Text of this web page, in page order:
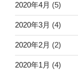
2020年4月 (5)
2020年3月 (4)
2020年2月 (2)
2020年1月 (4)